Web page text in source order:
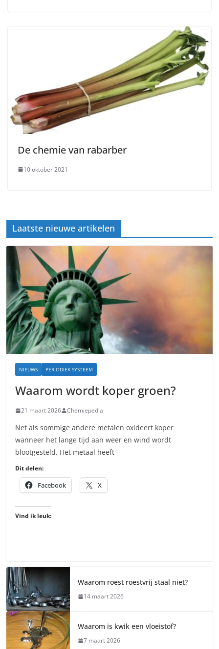
De chemie van rabarber
10 oktober 2021
Laatste nieuwe artikelen
NIEUWS PERIODIEK SYSTEEM
Waarom wordt koper groen?
21 maart 2026 Chemiepedia
Net als sommige andere metalen oxideert koper
wanneer het lange tijd aan weer en wind wordt
blootgesteld. Het metaal heeft
Dit delen:
Facebook X
Vind ik leuk:
Waarom roest roestvrij staal niet?
14 maart 2026
Waarom is kwik een vloeistof?
7 maart 2026